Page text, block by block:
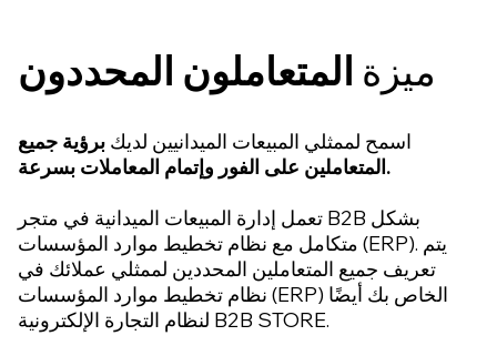
ميزة المتعاملون المحددون
اسمح لممثلي المبيعات الميدانيين لديك برؤية جميع
المتعاملين على الفور وإتمام المعاملات بسرعة.
تعمل إدارة المبيعات الميدانية في متجر B2B بشكل
متكامل مع نظام تخطيط موارد المؤسسات (ERP). يتم
تعريف جميع المتعاملين المحددين لممثلي عملائك في
نظام تخطيط موارد المؤسسات (ERP) الخاص بك أيضًا
لنظام التجارة الإلكترونية B2B STORE.